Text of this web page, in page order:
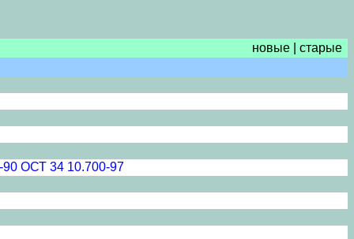
новые
старые
ОСТ 34 10.700-97